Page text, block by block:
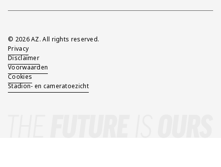
Overig
© 2026 AZ. All rights reserved.
Privacy
Disclaimer
Voorwaarden
Cookies
Stadion- en cameratoezicht